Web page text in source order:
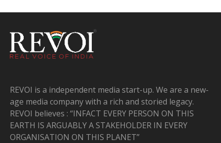
REVOI is a independent media start-up. We are a new-
age media company with a rich and storied legacy.
REVOI believes : “INFACT EVERY PERSON ON THIS
EARTH IS ARGUABLY A STAKEHOLDER IN EVERY
ORGANISATION ON THIS PLANET”